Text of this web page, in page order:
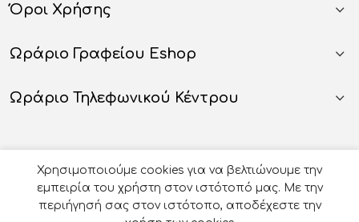
Όροι Χρήσης
Ωράριο Γραφείου Eshop
Ωράριο Τηλεφωνικού Κέντρου
Χρησιμοποιούμε cookies για να βελτιώνουμε την
εμπειρία του χρήστη στον ιστότοπό μας. Με την
περιήγησή σας στον ιστότοπο, αποδέχεστε την